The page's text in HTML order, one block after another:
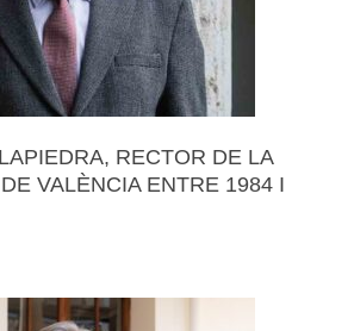
RECTOR DE LA
VALÈNCIA ENTRE 1984 I